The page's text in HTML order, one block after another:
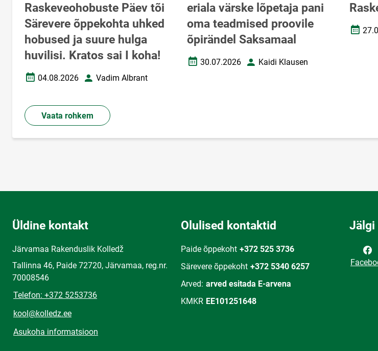
Raskeveohobuste Päev tõi
Särevere õppekohta uhked
hobused ja suure hulga
huvilisi. Kratos sai I koha!
Loomise kuupäev
04.08.2026 AutorVadim Albrant
eriala värske lõpetaja pani
oma teadmised proovile
õpirändel Saksamaal
Loomise kuupäev
30.07.2026 AutorKaidi Klausen
Vaata rohkem
Üldine kontakt
Järvamaa Rakenduslik Kolledž
Tallinna 46, Paide 72720, Järvamaa, reg.nr.
70008546
Telefon: +372 5253736
kool@kolledz.ee
Asukoha informatsioon
Olulised kontaktid
Paide õppekoht +372 525 3736
Särevere õppekoht +372 5340 6257
Arved: arved esitada E-arvena
KMKR EE101251648
Jälgi